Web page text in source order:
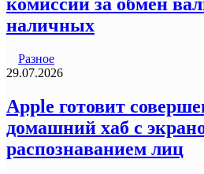
наличных
Разное
29.07.2026
Apple готовит
домашний хаб с
распознаванием лиц